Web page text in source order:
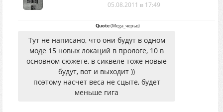
05.08.2011 в 17:49
Quote(Mega_черьв)
Тут не написано, что они будут в одном
моде 15 новых локаций в прологе, 10 в
основном сюжете, в сиквеле тоже новые
будут, вот и выходит ))
поэтому насчет веса не сцыте, будет
меньше гига